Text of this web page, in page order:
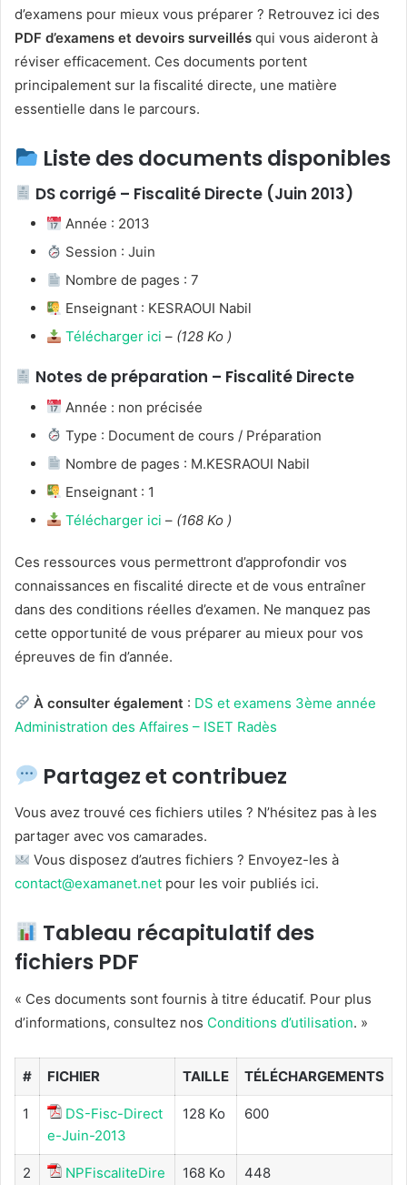
d’examens pour mieux vous préparer ? Retrouvez ici des
PDF d’examens et devoirs surveillés qui vous aideront à
réviser efficacement. Ces documents portent
principalement sur la fiscalité directe, une matière
essentielle dans le parcours.
Liste des documents disponibles
DS corrigé – Fiscalité Directe (Juin 2013)
Année : 2013
Session : Juin
Nombre de pages : 7
Enseignant : KESRAOUI Nabil
Télécharger ici – (128 Ko )
Notes de préparation – Fiscalité Directe
Année : non précisée
Type : Document de cours / Préparation
Nombre de pages : M.KESRAOUI Nabil
Enseignant : 1
Télécharger ici – (168 Ko )
Ces ressources vous permettront d’approfondir vos
connaissances en fiscalité directe et de vous entraîner
dans des conditions réelles d’examen. Ne manquez pas
cette opportunité de vous préparer au mieux pour vos
épreuves de fin d’année.
À consulter également : DS et examens 3ème année
Administration des Affaires – ISET Radès
Partagez et contribuez
Vous avez trouvé ces fichiers utiles ? N’hésitez pas à les
partager avec vos camarades.
Vous disposez d’autres fichiers ? Envoyez-les à
contact@examanet.net pour les voir publiés ici.
Tableau récapitulatif des
fichiers PDF
« Ces documents sont fournis à titre éducatif. Pour plus
d’informations, consultez nos Conditions d’utilisation. »
# FICHIER TAILLE TÉLÉCHARGEMENTS
1
DS-Fisc-Direct
e-Juin-2013
128 Ko 600
2 NPFiscaliteDire 168 Ko 448